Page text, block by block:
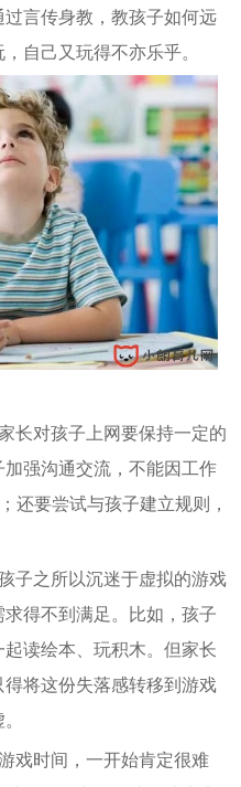
言传身教，教孩子如何远
自己又玩得不亦乐乎。
长对孩子上网要保持一定的
强沟通交流，不能因工作
还要尝试与孩子建立规则，
子之所以沉迷于虚拟的游戏
得不到满足。比如，孩子
读绘本、玩积木。但家长
将这份失落感转移到游戏
戏时间，一开始肯定很难